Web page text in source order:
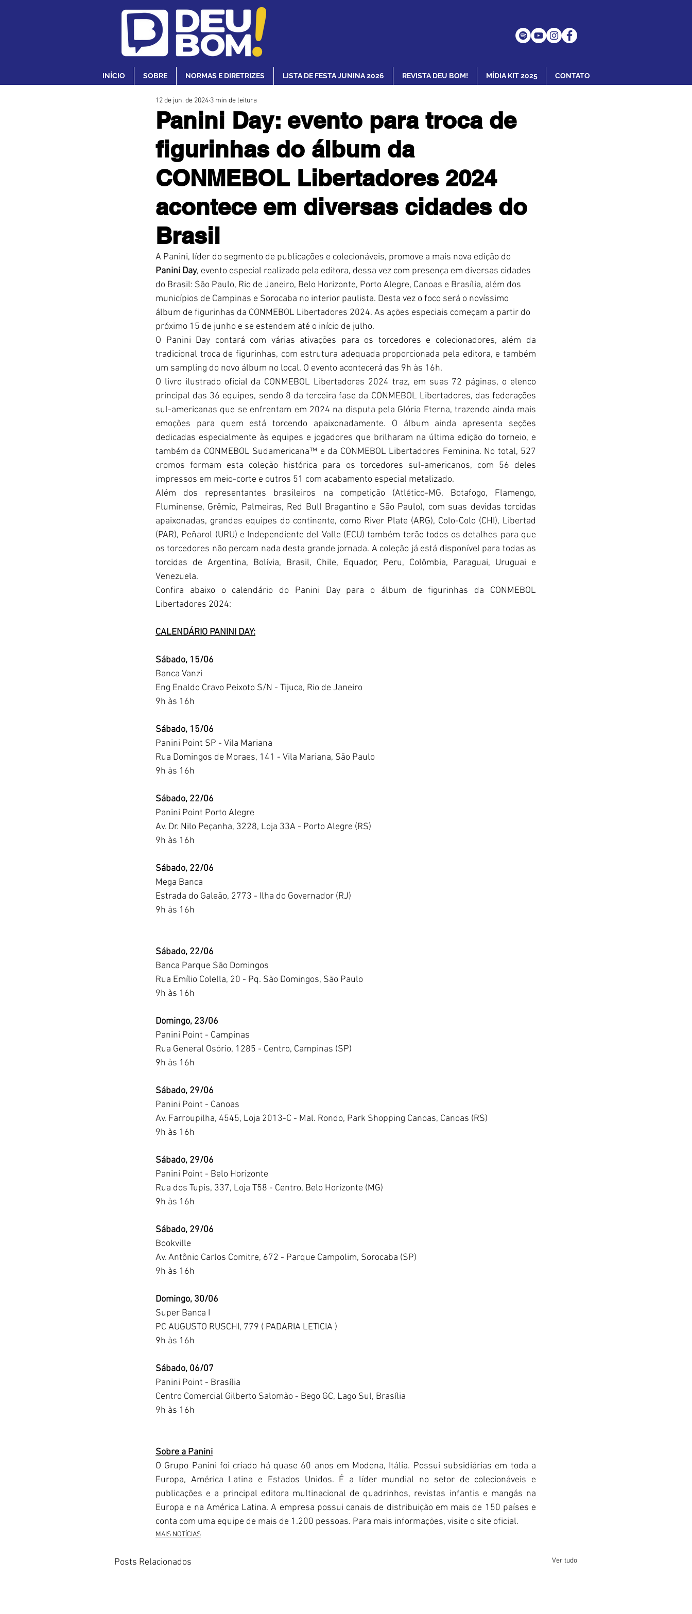
INÍCIO SOBRE NORMAS E DIRETRIZES LISTA DE FESTA JUNINA 2026 REVISTA DEU BOM! MÍDIA KIT 2025 CONTATO
Panini Day: evento para troca de
figurinhas do álbum da
CONMEBOL Libertadores 2024
acontece em diversas cidades do
Brasil
12 de jun. de 2024 3 min de leitura
A Panini, líder do segmento de publicações e colecionáveis, promove a mais nova edição do
Panini Day, evento especial realizado pela editora, dessa vez com presença em diversas cidades
do Brasil: São Paulo, Rio de Janeiro, Belo Horizonte, Porto Alegre, Canoas e Brasília, além dos
municípios de Campinas e Sorocaba no interior paulista. Desta vez o foco será o novíssimo
álbum de figurinhas da CONMEBOL Libertadores 2024. As ações especiais começam a partir do
próximo 15 de junho e se estendem até o início de julho.
O Panini Day contará com várias ativações para os torcedores e colecionadores, além da
tradicional troca de figurinhas, com estrutura adequada proporcionada pela editora, e também
um sampling do novo álbum no local. O evento acontecerá das 9h às 16h.
O livro ilustrado oficial da CONMEBOL Libertadores 2024 traz, em suas 72 páginas, o elenco
principal das 36 equipes, sendo 8 da terceira fase da CONMEBOL Libertadores, das federações
sul-americanas que se enfrentam em 2024 na disputa pela Glória Eterna, trazendo ainda mais
emoções para quem está torcendo apaixonadamente. O álbum ainda apresenta seções
dedicadas especialmente às equipes e jogadores que brilharam na última edição do torneio, e
também da CONMEBOL Sudamericana™ e da CONMEBOL Libertadores Feminina. No total, 527
cromos formam esta coleção histórica para os torcedores sul-americanos, com 56 deles
impressos em meio-corte e outros 51 com acabamento especial metalizado.
Além dos representantes brasileiros na competição (Atlético-MG, Botafogo, Flamengo,
Fluminense, Grêmio, Palmeiras, Red Bull Bragantino e São Paulo), com suas devidas torcidas
apaixonadas, grandes equipes do continente, como River Plate (ARG), Colo-Colo (CHI), Libertad
(PAR), Peñarol (URU) e Independiente del Valle (ECU) também terão todos os detalhes para que
os torcedores não percam nada desta grande jornada. A coleção já está disponível para todas as
torcidas de Argentina, Bolívia, Brasil, Chile, Equador, Peru, Colômbia, Paraguai, Uruguai e
Venezuela.
Confira abaixo o calendário do Panini Day para o álbum de figurinhas da CONMEBOL
Libertadores 2024:
CALENDÁRIO PANINI DAY:
Sábado, 15/06
Banca Vanzi
Eng Enaldo Cravo Peixoto S/N - Tijuca, Rio de Janeiro
9h às 16h
Sábado, 15/06
Panini Point SP - Vila Mariana
Rua Domingos de Moraes, 141 - Vila Mariana, São Paulo
9h às 16h
Sábado, 22/06
Panini Point Porto Alegre
Av. Dr. Nilo Peçanha, 3228, Loja 33A - Porto Alegre (RS)
9h às 16h
Sábado, 22/06
Mega Banca
Estrada do Galeão, 2773 - Ilha do Governador (RJ)
9h às 16h
Sábado, 22/06
Banca Parque São Domingos
Rua Emílio Colella, 20 - Pq. São Domingos, São Paulo
9h às 16h
Domingo, 23/06
Panini Point - Campinas
Rua General Osório, 1285 - Centro, Campinas (SP)
9h às 16h
Sábado, 29/06
Panini Point - Canoas
Av. Farroupilha, 4545, Loja 2013-C - Mal. Rondo, Park Shopping Canoas, Canoas (RS)
9h às 16h
Sábado, 29/06
Panini Point - Belo Horizonte
Rua dos Tupis, 337, Loja T58 - Centro, Belo Horizonte (MG)
9h às 16h
Sábado, 29/06
Bookville
Av. Antônio Carlos Comitre, 672 - Parque Campolim, Sorocaba (SP)
9h às 16h
Domingo, 30/06
Super Banca I
PC AUGUSTO RUSCHI, 779 ( PADARIA LETICIA )
9h às 16h
Sábado, 06/07
Panini Point - Brasília
Centro Comercial Gilberto Salomão - Bego GC, Lago Sul, Brasília
9h às 16h
Sobre a Panini
O Grupo Panini foi criado há quase 60 anos em Modena, Itália. Possui subsidiárias em toda a
Europa, América Latina e Estados Unidos. É a líder mundial no setor de colecionáveis ​​e
publicações e a principal editora multinacional de quadrinhos, revistas infantis e mangás na
Europa e na América Latina. A empresa possui canais de distribuição em mais de 150 países e
conta com uma equipe de mais de 1.200 pessoas. Para mais informações, visite o site oficial.
MAIS NOTÍCIAS
Posts Relacionados Ver tudo